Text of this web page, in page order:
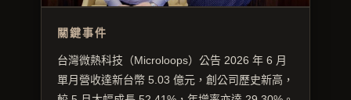
關鍵事件
台灣微熱科技（Microloops）公告 2026 年 6 月
單月營收達新台幣 5.03 億元，創公司歷史新高，